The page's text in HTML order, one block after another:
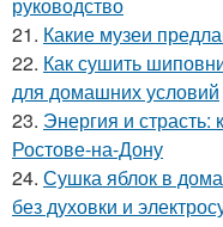
21. Какие музеи
22. Как сушить
для домашних условий
23. Энергия и
Ростове-на-Дону
24. Сушка яблок в
без духовки и